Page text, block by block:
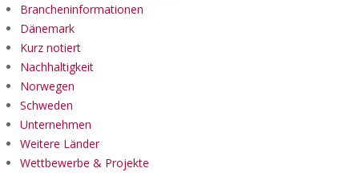
Brancheninformationen
Dänemark
Kurz notiert
Nachhaltigkeit
Norwegen
Schweden
Unternehmen
Weitere Länder
Wettbewerbe & Projekte